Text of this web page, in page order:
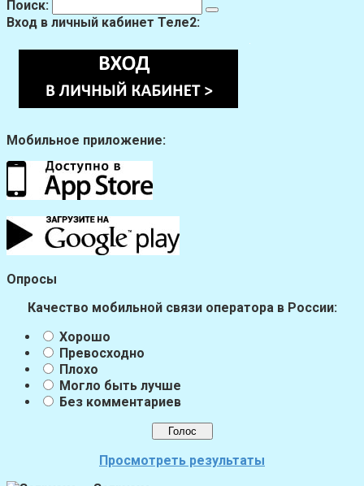
Поиск:
Вход в личный кабинет Теле2:
Мобильное приложение:
Опросы
Качество мобильной связи оператора в России:
Хорошо
Превосходно
Плохо
Могло быть лучше
Без комментариев
Просмотреть результаты